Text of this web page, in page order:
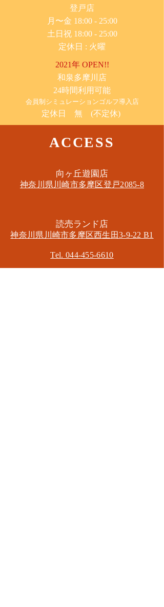
​登戸店
月〜金 18:00 - 25:00
土日祝 18:00 - 25:00
​定休日 : 火曜
2021年 OPEN!!
​和泉多摩川店
24時間利用可能
​会員制シミュレーションゴルフ導入店
定休日 無 (不定休)
ACCESS
​向ヶ丘遊園店
神奈川県川崎市多摩区​登戸2085-8
​読売ランド店
神奈川県川崎市多摩区​西生田3-9-22 B1
Tel. 044-455-6610